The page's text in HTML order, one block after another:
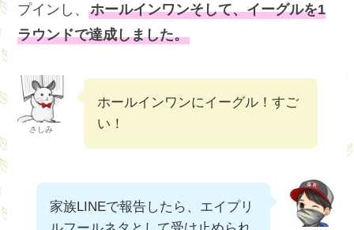
プインし、ホールインワンそして、イーグルを1
ラウンドで達成しました。
さしみ
ホールインワンにイーグル！すご
い！
家族LINEで報告したら、エイプリ